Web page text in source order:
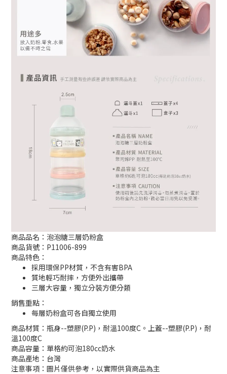
商品品名：泡泡糖三層奶粉盒
商品貨號：P11006-899
商品特色：
採用環保PP材質，不含有害BPA
質地輕巧耐摔，方便外出攜帶
三層大容量，獨立分裝方便分類
銷售重點：
每層奶粉盒可各自獨立使用
商品材質：瓶身--塑膠(P.P)，耐溫100度C。上蓋--塑膠(P.P)，耐
溫100度C
商品容量：單格約可泡180cc奶水
商品產地：台灣
注意事項：圖片僅供參考，以實際供貨商品為主